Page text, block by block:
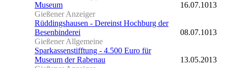
Museum
16.07.1013
Gießener Anzeiger
Rüddingshausen - Dereinst Hochburg der
Besenbinderei
08.07.1013
Gießener Allgemeine
Sparkassenstifftung - 4.500 Euro für
Museum der Rabenau
13.05.2013